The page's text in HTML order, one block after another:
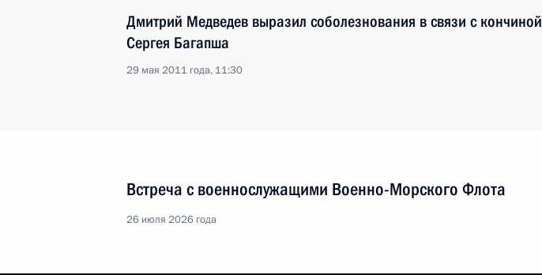
Дмитрий Медведев выразил соболезнования в связи с кончиной
Сергея Багапша
29 мая 2011 года, 11:30
Встреча с военнослужащими Военно-Морского Флота
26 июля 2026 года